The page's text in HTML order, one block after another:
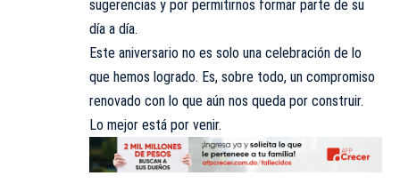
sugerencias y por permitirnos formar parte de su
día a día.
Este aniversario no es solo una celebración de lo
que hemos logrado. Es, sobre todo, un compromiso
renovado con lo que aún nos queda por construir.
Lo mejor está por venir.